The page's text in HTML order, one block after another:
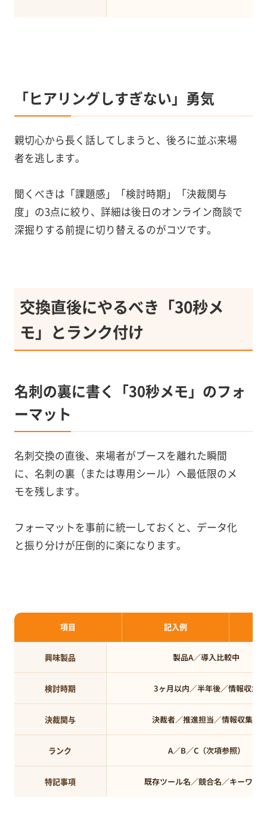
「ヒアリングしすぎない」勇気
親切心から長く話してしまうと、後ろに並ぶ来場
者を逃します。
聞くべきは「課題感」「検討時期」「決裁関与
度」の3点に絞り、詳細は後日のオンライン商談で
深掘りする前提に切り替えるのがコツです。
交換直後にやるべき「30秒メ
モ」とランク付け
名刺の裏に書く「30秒メモ」のフォ
ーマット
名刺交換の直後、来場者がブースを離れた瞬間
に、名刺の裏（または専用シール）へ最低限のメ
モを残します。
フォーマットを事前に統一しておくと、データ化
と振り分けが圧倒的に楽になります。
項目 記入例
興味製品 製品A／導入比較中
検討時期 3ヶ月以内／半年後／情報収集
決裁関与 決裁者／推進担当／情報収集役
ランク A／B／C（次項参照）
特記事項 既存ツール名／競合名／キーワー